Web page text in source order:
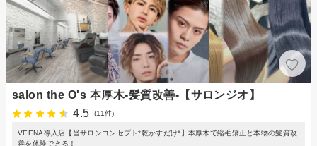
salon the O's 本厚木-髪質改善-【サロンジオ】
4.5
(11件)
VEENA導入店【当サロンコンセプト*乾かすだけ*】本厚木で縮毛矯正と本物の髪質改
善を体験できる！